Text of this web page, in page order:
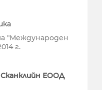
"Международен
г.
ЕООД